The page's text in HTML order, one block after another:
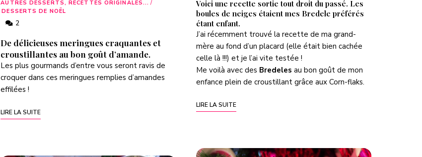
AUTRES DESSERTS, RECETTES ORIGINALES... /
DESSERTS DE NOËL
2
De délicieuses meringues craquantes et
croustillantes au bon goût d’amande.
Les plus gourmands d’entre vous seront ravis de
croquer dans ces meringues remplies d’amandes
effilées !
LIRE LA SUITE
Voici une recette sortie tout droit du passé. Les
boules de neiges étaient mes Bredele préférés
étant enfant.
J’ai récemment trouvé la recette de ma grand-
mère au fond d’un placard (elle était bien cachée
celle là !!!) et je l’ai vite testée !
Me voilà avec des Bredeles au bon goût de mon
enfance plein de croustillant grâce aux Corn-flaks.
LIRE LA SUITE